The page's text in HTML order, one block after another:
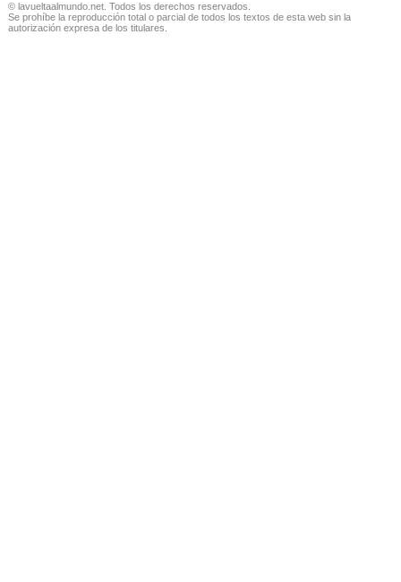
© lavueltaalmundo.net. Todos los derechos reservados.
Se prohíbe la reproducción total o parcial de todos los textos de esta web sin la
autorización expresa de los titulares.